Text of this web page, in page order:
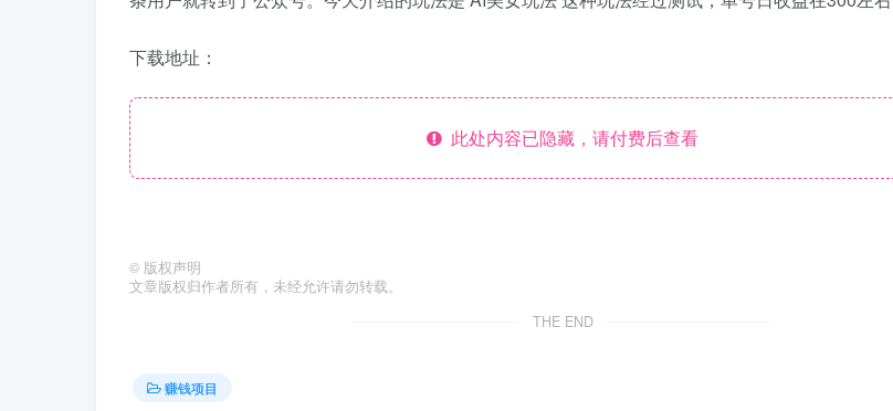
下载地址：
此处内容已隐藏，请付费后查看
© 版权声明
文章版权归作者所有，未经允许请勿转载。
THE END
赚钱项目